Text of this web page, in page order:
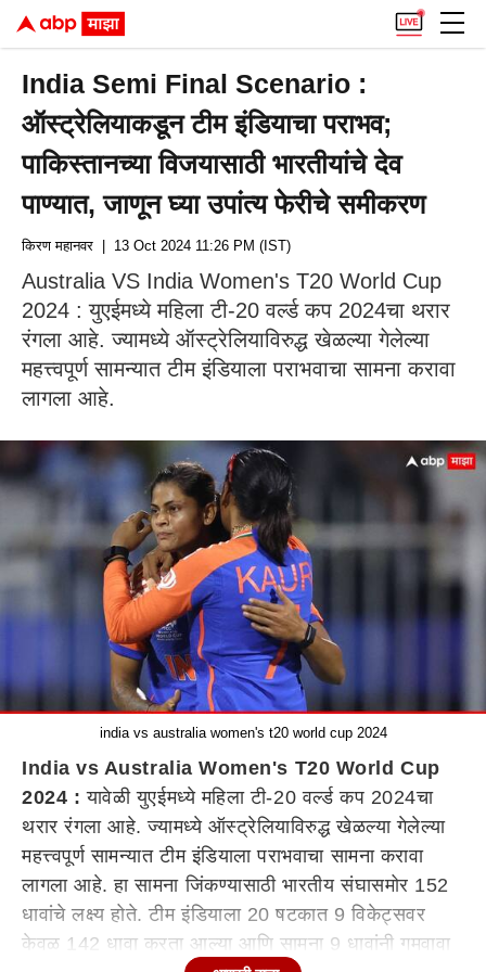
India Semi Final Scenario :
ऑस्ट्रेलियाकडून टीम इंडियाचा पराभव;
पाकिस्तानच्या विजयासाठी भारतीयांचे देव
पाण्यात, जाणून घ्या उपांत्य फेरीचे समीकरण
किरण महानवर | 13 Oct 2024 11:26 PM (IST)
Australia VS India Women's T20 World Cup
2024 : युएईमध्ये महिला टी-20 वर्ल्ड कप 2024चा थरार
रंगला आहे. ज्यामध्ये ऑस्ट्रेलियाविरुद्ध खेळल्या गेलेल्या
महत्त्वपूर्ण सामन्यात टीम इंडियाला पराभवाचा सामना करावा
लागला आहे.
india vs australia women's t20 world cup 2024
India vs Australia Women's T20 World Cup
2024 : यावेळी युएईमध्ये महिला टी-20 वर्ल्ड कप 2024चा
थरार रंगला आहे. ज्यामध्ये ऑस्ट्रेलियाविरुद्ध खेळल्या गेलेल्या
महत्त्वपूर्ण सामन्यात टीम इंडियाला पराभवाचा सामना करावा
लागला आहे. हा सामना जिंकण्यासाठी भारतीय संघासमोर 152
धावांचे लक्ष्य होते. टीम इंडियाला 20 षटकात 9 विकेट्सवर
केवळ 142 धावा करता आल्या आणि सामना 9 धावांनी गमवावा